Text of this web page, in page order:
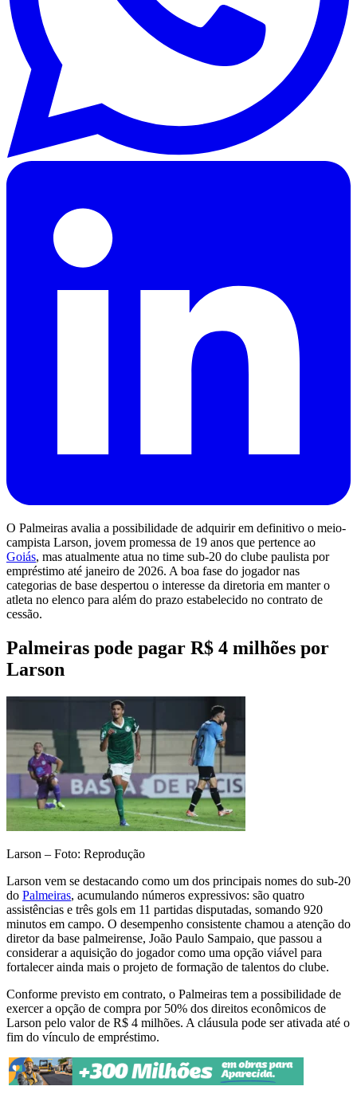
O Palmeiras avalia a possibilidade de adquirir em definitivo o meio-
campista Larson, jovem promessa de 19 anos que pertence ao
Goiás, mas atualmente atua no time sub-20 do clube paulista por
empréstimo até janeiro de 2026. A boa fase do jogador nas
categorias de base despertou o interesse da diretoria em manter o
atleta no elenco para além do prazo estabelecido no contrato de
cessão.
Palmeiras pode pagar R$ 4 milhões por
Larson
Larson – Foto: Reprodução
Larson vem se destacando como um dos principais nomes do sub-20
do Palmeiras, acumulando números expressivos: são quatro
assistências e três gols em 11 partidas disputadas, somando 920
minutos em campo. O desempenho consistente chamou a atenção do
diretor da base palmeirense, João Paulo Sampaio, que passou a
considerar a aquisição do jogador como uma opção viável para
fortalecer ainda mais o projeto de formação de talentos do clube.
Conforme previsto em contrato, o Palmeiras tem a possibilidade de
exercer a opção de compra por 50% dos direitos econômicos de
Larson pelo valor de R$ 4 milhões. A cláusula pode ser ativada até o
fim do vínculo de empréstimo.